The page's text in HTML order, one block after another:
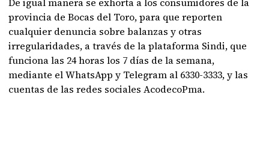
provincia de Bocas del Toro, para que reporten
cualquier denuncia sobre balanzas y otras
irregularidades, a través de la plataforma Sindi, que
funciona las 24 horas los 7 días de la semana,
mediante el WhatsApp y Telegram al 6330-3333, y las
cuentas de las redes sociales AcodecoPma.